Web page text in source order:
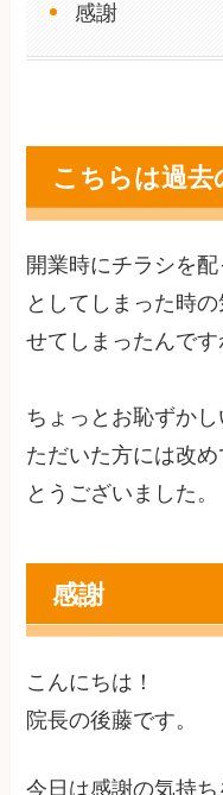
感謝
こちらは過
開業時にチラシを
としてしまった時
せてしまったんです
ちょっとお恥ずか
ただいた方には改
とうございました。
感謝
こんにちは！
院長の後藤です。
今日は感謝の気持ち